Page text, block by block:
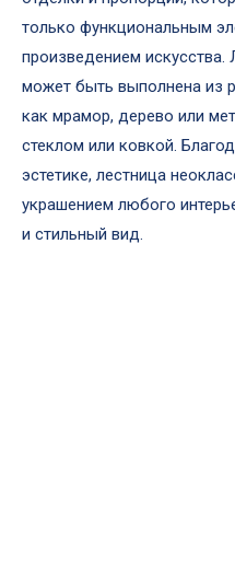
только функциональным
произведением искусства.
может быть выполнена из
как мрамор, дерево или
стеклом или ковкой.
эстетике, лестница
украшением любого
и стильный вид.